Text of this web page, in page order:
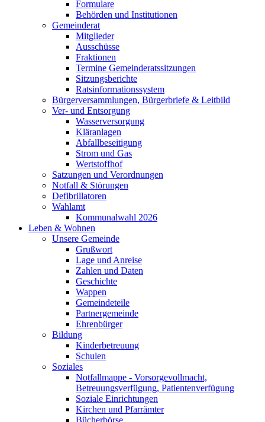
Formulare
Behörden und Institutionen
Gemeinderat
Mitglieder
Ausschüsse
Fraktionen
Termine Gemeinderatssitzungen
Sitzungsberichte
Ratsinformationssystem
Bürgerversammlungen, Bürgerbriefe & Leitbild
Ver- und Entsorgung
Wasserversorgung
Kläranlagen
Abfallbeseitigung
Strom und Gas
Wertstoffhof
Satzungen und Verordnungen
Notfall & Störungen
Defibrillatoren
Wahlamt
Kommunalwahl 2026
Leben & Wohnen
Unsere Gemeinde
Grußwort
Lage und Anreise
Zahlen und Daten
Geschichte
Wappen
Gemeindeteile
Partnergemeinde
Ehrenbürger
Bildung
Kinderbetreuung
Schulen
Soziales
Notfallmappe - Vorsorgevollmacht,
Betreuungsverfügung, Patientenverfügung
Soziale Einrichtungen
Kirchen und Pfarrämter
Bücherbörse